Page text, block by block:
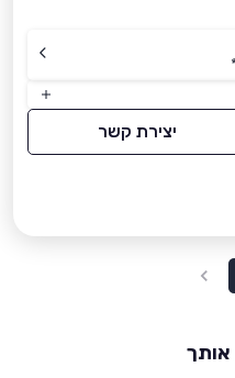
יצירת קשר
אותך